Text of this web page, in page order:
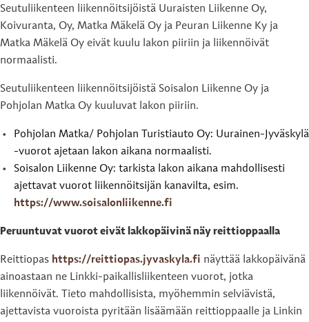
Seutuliikenteen liikennöitsijöistä Uuraisten Liikenne Oy,
Koivuranta, Oy, Matka Mäkelä Oy ja Peuran Liikenne Ky ja
Matka Mäkelä Oy eivät kuulu lakon piiriin ja liikennöivät
normaalisti.
Seutuliikenteen liikennöitsijöistä Soisalon Liikenne Oy ja
Pohjolan Matka Oy kuuluvat lakon piiriin.
Pohjolan Matka/ Pohjolan Turistiauto Oy: Uurainen-Jyväskylä
-vuorot ajetaan lakon aikana normaalisti.
Soisalon Liikenne Oy: tarkista lakon aikana mahdollisesti
ajettavat vuorot liikennöitsijän kanavilta, esim.
https://www.soisalonliikenne.fi
Peruuntuvat vuorot eivät lakkopäivinä näy reittioppaalla
Reittiopas https://reittiopas.jyvaskyla.fi näyttää lakkopäivänä
ainoastaan ne Linkki-paikallisliikenteen vuorot, jotka
liikennöivät. Tieto mahdollisista, myöhemmin selviävistä,
ajettavista vuoroista pyritään lisäämään reittioppaalle ja Linkin